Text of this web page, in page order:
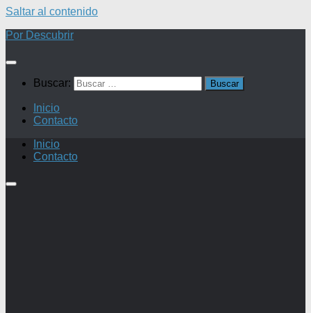
Saltar al contenido
Por Descubrir
Buscar:
Inicio
Contacto
Inicio
Contacto